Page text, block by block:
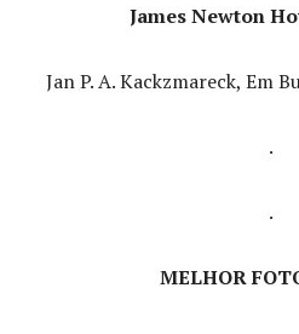
James Newton
Jan P. A. Kackzmareck, Em
.
.
MELHOR